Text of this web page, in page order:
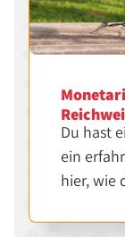
Du hast
ein
hier, wie